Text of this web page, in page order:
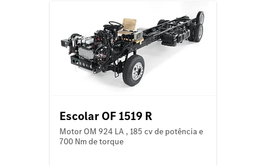
Escolar OF 1519 R
Motor OM 924 LA , 185 cv de potência e
700 Nm de torque